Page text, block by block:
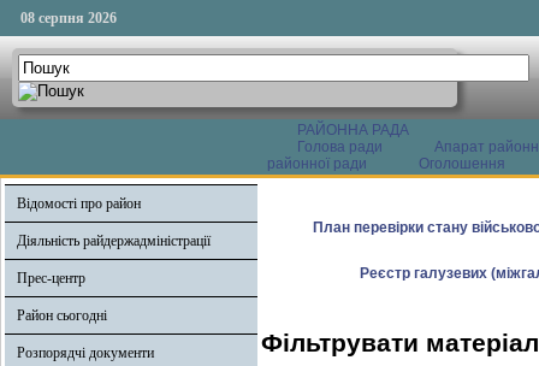
08 серпня 2026
РАЙОННА РАДА
Голова ради
Апарат
районної ради
Оголошення
Відомості про район
Діяльність райдержадміністрації
Прес-центр
Район сьогодні
Розпорядчі документи
План перевірки стану
Реєстр галузевих
Фільтрувати